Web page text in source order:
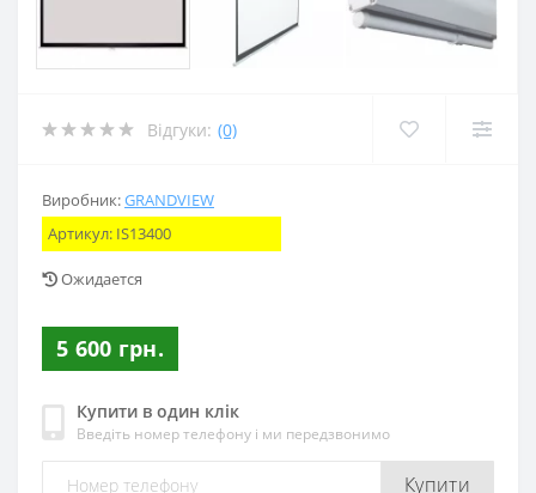
Відгуки: (0)
Виробник:GRANDVIEW
Артикул: IS13400
Ожидается
5 600 грн.
Купити в один клік
Введіть номер телефону і ми передзвонимо
Купити